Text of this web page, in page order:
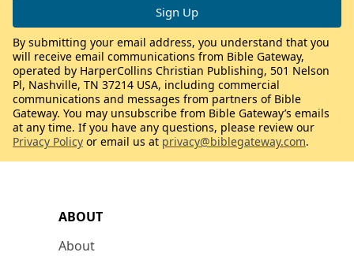
ABOUT
About
By submitting your email address, you understand that you
will receive email communications from Bible Gateway,
operated by HarperCollins Christian Publishing, 501 Nelson
Pl, Nashville, TN 37214 USA, including commercial
communications and messages from partners of Bible
Gateway. You may unsubscribe from Bible Gateway’s emails
at any time. If you have any questions, please review our
Privacy Policy or email us at privacy@biblegateway.com.